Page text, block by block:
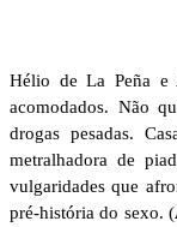
Hélio de La Peña e
acomodados. Não
drogas pesadas.
metralhadora de
vulgaridades que
pré-história do sexo. (